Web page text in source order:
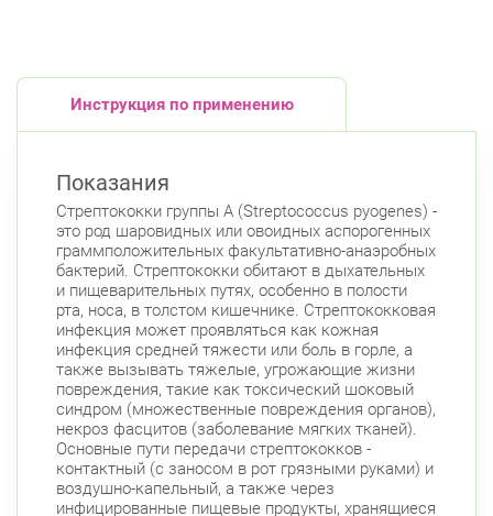
Инструкция по применению
Показания
Стрептококки группы А (Streptococcus pyogenes) -
это род шаровидных или овоидных аспорогенных
граммположительных факультативно-анаэробных
бактерий. Стрептококки обитают в дыхательных
и пищеварительных путях, особенно в полости
рта, носа, в толстом кишечнике. Стрептококковая
инфекция может проявляться как кожная
инфекция средней тяжести или боль в горле, а
также вызывать тяжелые, угрожающие жизни
повреждения, такие как токсический шоковый
синдром (множественные повреждения органов),
некроз фасцитов (заболевание мягких тканей).
Основные пути передачи стрептококков -
контактный (с заносом в рот грязными руками) и
воздушно-капельный, а также через
инфицированные пищевые продукты, хранящиеся